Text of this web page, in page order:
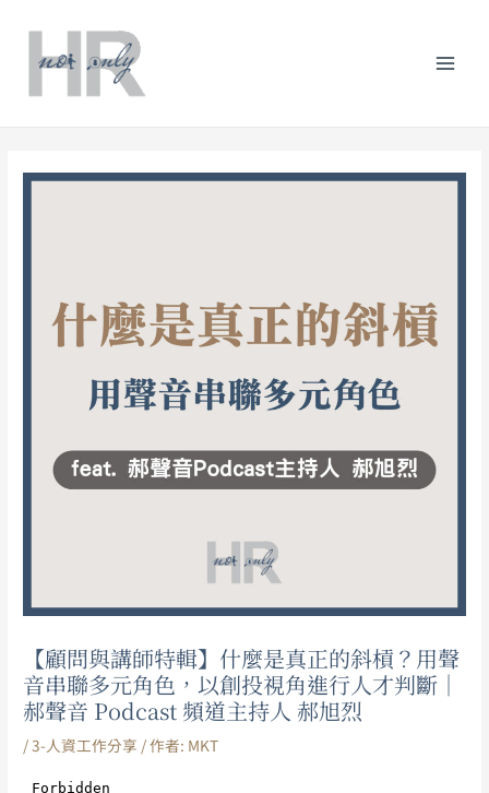
【顧問與講師特輯】什麼是真正的斜槓？用聲
音串聯多元角色，以創投視角進行人才判斷｜
郝聲音 Podcast 頻道主持人 郝旭烈
/3-人資工作分享 / 作者: MKT
navigation